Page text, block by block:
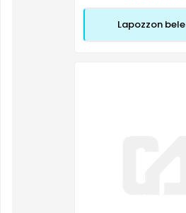
Lapozzon bele